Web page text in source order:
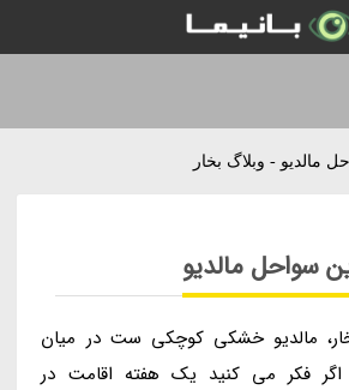
مالدیو - وبلاگ بخار
سواحل مالدیو
مالدیو خشکی کوچکی ست در میان
فکر می کنید یک هفته اقامت در